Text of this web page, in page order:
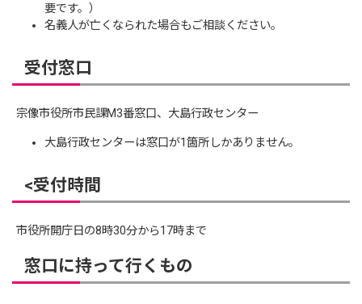
要です。）
名義人が亡くなられた場合もご相談ください。
受付窓口
宗像市役所市民課M3番窓口、大島行政センター
大島行政センターは窓口が1箇所しかありません。
<受付時間
市役所開庁日の8時30分から17時まで
窓口に持って行くもの